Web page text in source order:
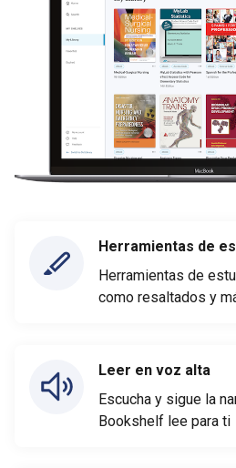
Herramientas de
Herramientas de
como resaltados y
Leer en voz alta
Escucha y sigue la
Bookshelf lee para ti